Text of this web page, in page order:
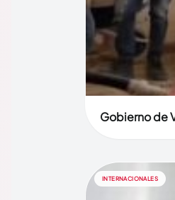
Gobierno de
INTERNACIONALES